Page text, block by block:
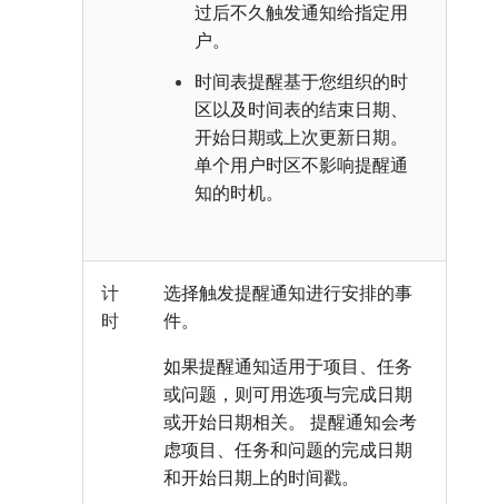
过后不久触发通知给指定用
户。
时间表提醒基于您组织的时
区以及时间表的结束日期、
开始日期或上次更新日期。
单个用户时区不影响提醒通
知的时机。
计
时
选择触发提醒通知进行安排的事
件。
如果提醒通知适用于项目、任务
或问题，则可用选项与完成日期
或开始日期相关。 提醒通知会考
虑项目、任务和问题的完成日期
和开始日期上的时间戳。